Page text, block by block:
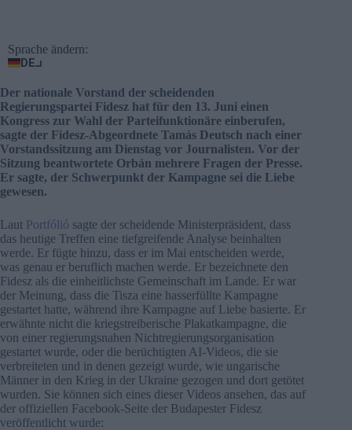
Sprache ändern:
DE
Der nationale Vorstand der scheidenden
Regierungspartei Fidesz hat für den 13. Juni einen
Kongress zur Wahl der Parteifunktionäre einberufen,
sagte der Fidesz-Abgeordnete Tamás Deutsch nach einer
Vorstandssitzung am Dienstag vor Journalisten. Vor der
Sitzung beantwortete Orbán mehrere Fragen der Presse.
Er sagte, der Schwerpunkt der Kampagne sei die Liebe
gewesen.
Laut Portfólió sagte der scheidende Ministerpräsident, dass
das heutige Treffen eine tiefgreifende Analyse beinhalten
werde. Er fügte hinzu, dass er im Mai entscheiden werde,
was genau er beruflich machen werde. Er bezeichnete den
Fidesz als die einheitlichste Gemeinschaft im Lande. Er war
der Meinung, dass die Tisza eine hasserfüllte Kampagne
gestartet hatte, während ihre Kampagne auf Liebe basierte. Er
erwähnte nicht die kriegstreiberische Plakatkampagne, die
von einer regierungsnahen Nichtregierungsorganisation
gestartet wurde, oder die berüchtigten AI-Videos, die sie
verbreiteten und in denen gezeigt wurde, wie ungarische
Männer in den Krieg in der Ukraine gezogen und dort getötet
wurden. Sie können sich eines dieser Videos ansehen, das auf
der offiziellen Facebook-Seite der Budapester Fidesz
veröffentlicht wurde: